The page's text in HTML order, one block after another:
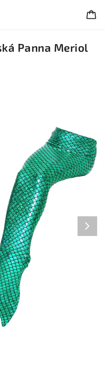
Panna Meriol